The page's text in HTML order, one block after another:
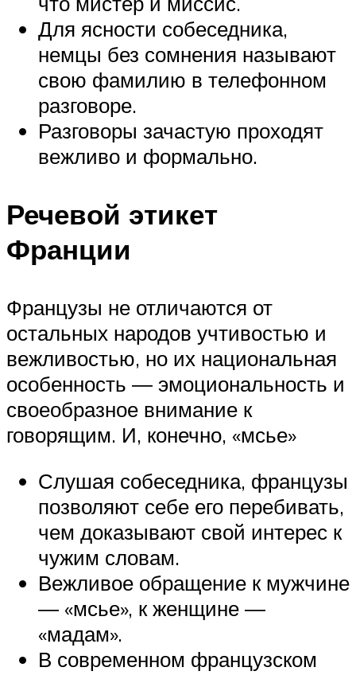
Для ясности собеседника,
немцы без сомнения называют
свою фамилию в телефонном
разговоре.
Разговоры зачастую проходят
вежливо и формально.
Речевой этикет
Франции
Французы не отличаются от
остальных народов учтивостью и
вежливостью, но их национальная
особенность ― эмоциональность и
своеобразное внимание к
говорящим. И, конечно, «мсье»
Слушая собеседника, французы
позволяют себе его перебивать,
чем доказывают свой интерес к
чужим словам.
Вежливое обращение к мужчине
― «мсье», к женщине ―
«мадам».
В современном французском